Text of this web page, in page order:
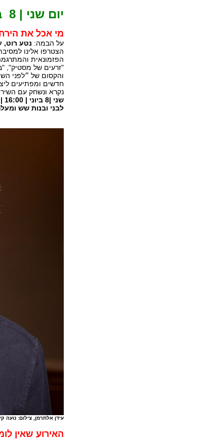
יום שני | 8 ביוני 2026
מי אכל את
על הבמה: נטע רוט,
הצטרפו אלינו
הפזמונאית
"זרעים של מסטיק",
והקסום של ״לפני
חדשים ומפתיעים
נקרא ונשחק עם
שני |8 ביוני | 16:00 | בבית אבי חי
לבני ובנות שש
עידן אלתרמן, צילום: נועה
האירוע שאין